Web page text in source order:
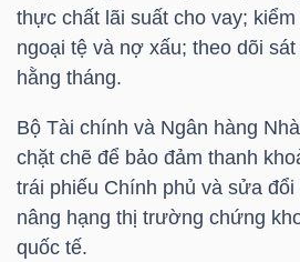
thực chất lãi suất cho vay;
ngoại tệ và nợ xấu; theo dõi
hằng tháng.
Bộ Tài chính và Ngân hàng
chặt chẽ để bảo đảm thanh
trái phiếu Chính phủ và sửa
nâng hạng thị trường chứng
quốc tế.
TÀI
CHÍNH
CÔNG